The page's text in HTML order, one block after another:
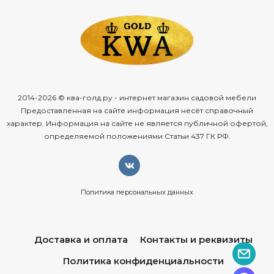
2014-2026 © ква-голд.ру - интернет магазин садовой мебели
Предоставленная на сайте информация несёт справочный
характер. Информация на сайте не является публичной офертой,
определяемой положениями Статьи 437 ГК РФ.
Политика персональных данных
Доставка и оплата
Контакты и реквизиты
Политика конфиденциальности